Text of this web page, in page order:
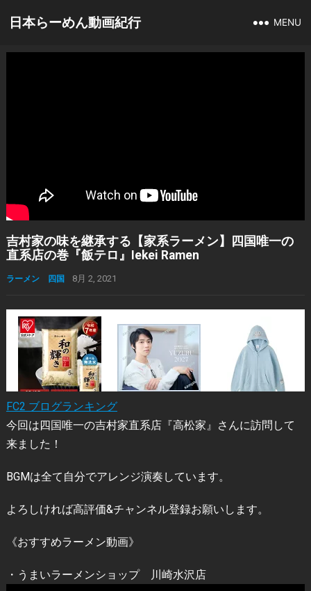
日本らーめん動画紀行 MENU
吉村家の味を継承する【家系ラーメン】四国唯一の
直系店の巻『飯テロ』Iekei Ramen
ラーメン 四国 8月 2, 2021
FC2 ブログランキング
今回は四国唯一の吉村家直系店『高松家』さんに訪問して
来ました！
BGMは全て自分でアレンジ演奏しています。
よろしければ高評価&チャンネル登録お願いします。
《おすすめラーメン動画》
・うまいラーメンショップ 川崎水沢店